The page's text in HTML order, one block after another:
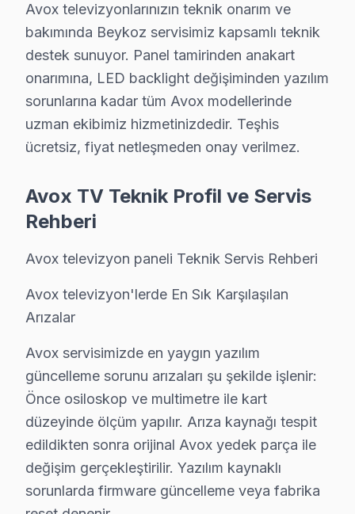
Ekranda görüntü yok, ancak ses var.
Neden:
LED arka aydınlatmanın arızalanması,
Fiyat Aralığı:Yaklaşık ₺1.000 - ₺1.600.
Etkilenen Modeller:Avox 43UHD ve 49UHD serisi.
5.Yazılım Problemleri
Belirti:Cihazın sürekli donması veya açılmaması.
Bu sorunları ve gözlemleri dikkate alarak Avox
Beykoz Mahallelerinde Avox Servis
Acarlar'da Avox TV Servisi
Acarlar Mahallesi, eski binalar ve gelişmekte olan
Akbaba'da Avox TV Servisi
Akbaba Mahallesi, son yıllarda yenilenen yapıları
Alibahadır'da Avox TV Servisi
Alibahadır Mahallesi, genellikle eski yapıların
Avox televizyonlarınızın teknik onarım ve
bakımında Beykoz servisimiz kapsamlı teknik
destek sunuyor. Panel tamirinden anakart
onarımına, LED backlight değişiminden yazılım
sorunlarına kadar tüm Avox modellerinde
uzman ekibimiz hizmetinizdedir. Teşhis
ücretsiz, fiyat netleşmeden onay verilmez.
Avox TV Teknik Profil ve Servis
Rehberi
Avox televizyon paneli Teknik Servis Rehberi
Avox televizyon'lerde En Sık Karşılaşılan
Arızalar
Avox servisimizde en yaygın yazılım
güncelleme sorunu arızaları şu şekilde işlenir:
Önce osiloskop ve multimetre ile kart
düzeyinde ölçüm yapılır. Arıza kaynağı tespit
edildikten sonra orijinal Avox yedek parça ile
değişim gerçekleştirilir. Yazılım kaynaklı
sorunlarda firmware güncelleme veya fabrika